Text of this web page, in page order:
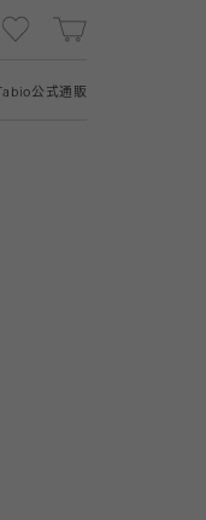
Tabio公式通販